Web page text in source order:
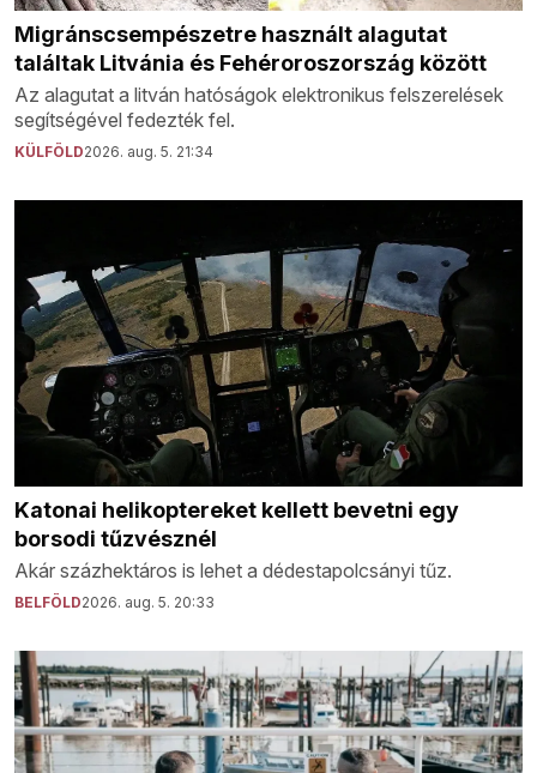
Migránscsempészetre használt alagutat
találtak Litvánia és Fehéroroszország között
Az alagutat a litván hatóságok elektronikus felszerelések
segítségével fedezték fel.
KÜLFÖLD2026. aug. 5. 21:34
Katonai helikoptereket kellett bevetni egy
borsodi tűzvésznél
Akár százhektáros is lehet a dédestapolcsányi tűz.
BELFÖLD2026. aug. 5. 20:33